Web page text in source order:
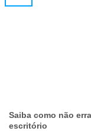
Saiba como não
escritório